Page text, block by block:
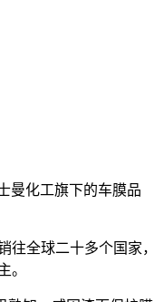
曼化工旗下的车膜品
往全球二十多个国家，
。